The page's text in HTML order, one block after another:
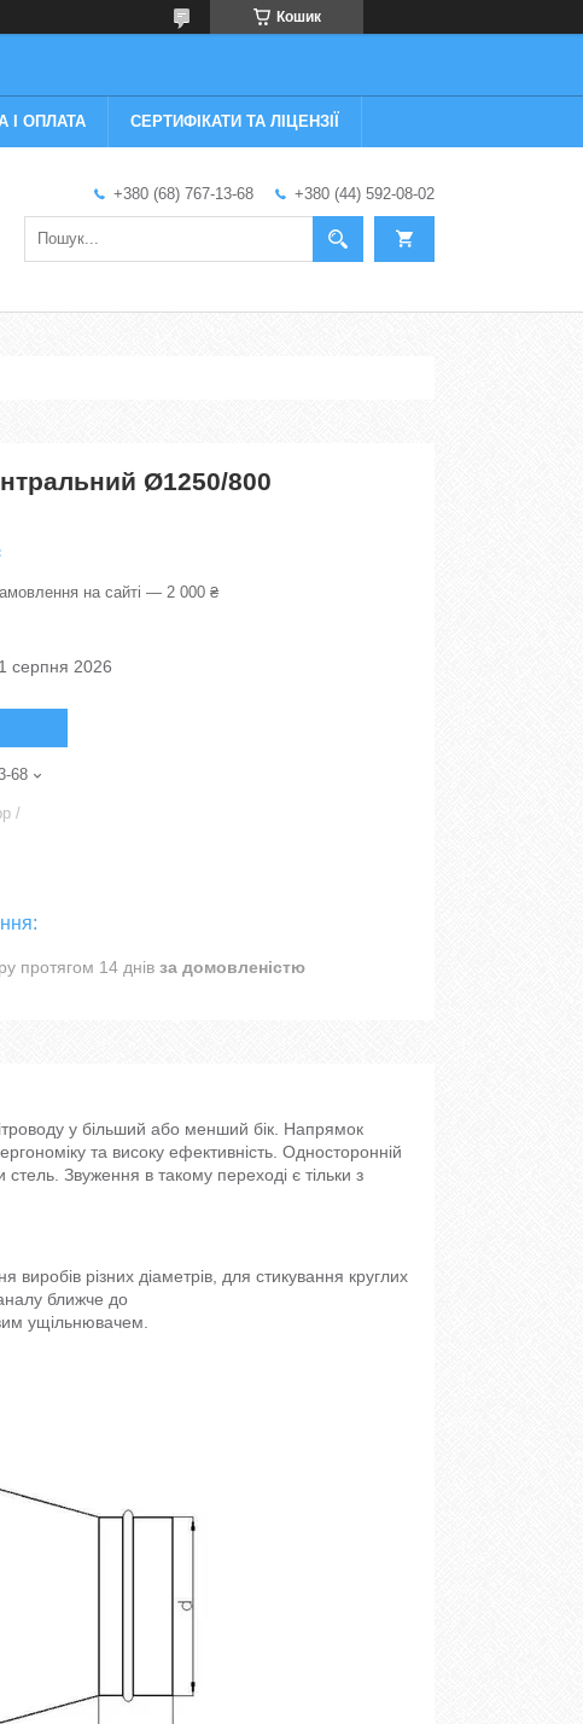
Кошик
І ОПЛАТА СЕРТИФІКАТИ ТА ЛІЦЕНЗІЇ
+380 (68) 767-13-68 +380 (44) 592-08-02
Ø1250/800
на сайті — 2 000 ₴
серпня 2026
68
/
протягом 14 днів за домовленістю
у більший або менший бік. Напрямок
та високу ефективність. Односторонній
Звуження в такому переході є тільки з
виробів різних діаметрів, для стикування круглих
ближче до
ущільнювачем.